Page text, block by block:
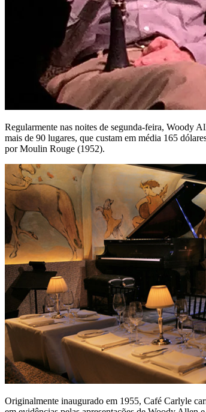
Regularmente nas noites de segunda-feira, Woody
mais de 90 lugares, que custam em média 165
por Moulin Rouge (1952).
Originalmente inaugurado em 1955, Café Carlyle